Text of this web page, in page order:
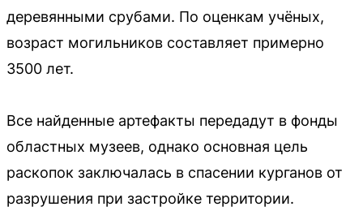
деревянными срубами. По оценкам учёных,
возраст могильников составляет примерно
3500 лет.
Все найденные артефакты передадут в фонды
областных музеев, однако основная цель
раскопок заключалась в спасении курганов от
разрушения при застройке территории.